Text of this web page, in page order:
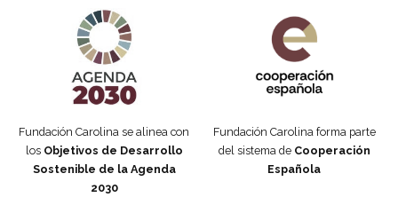
Fundación Carolina se alinea con
los Objetivos de Desarrollo
Sostenible de la Agenda
2030
Fundación Carolina forma parte
del sistema de Cooperación
Española